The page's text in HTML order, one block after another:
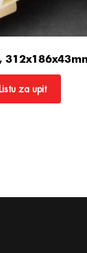
za upit